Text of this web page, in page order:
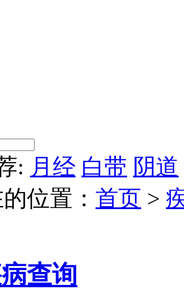
: 月经 白带 阴道
位置： 首页 >
查询